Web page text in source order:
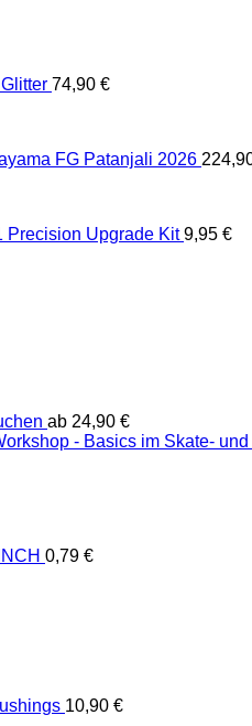
74,90 €
FG Patanjali 2026
Precision Upgrade Kit 9,95 €
ab 24,90 €
- Basics im Skate-
0,79 €
10,90 €